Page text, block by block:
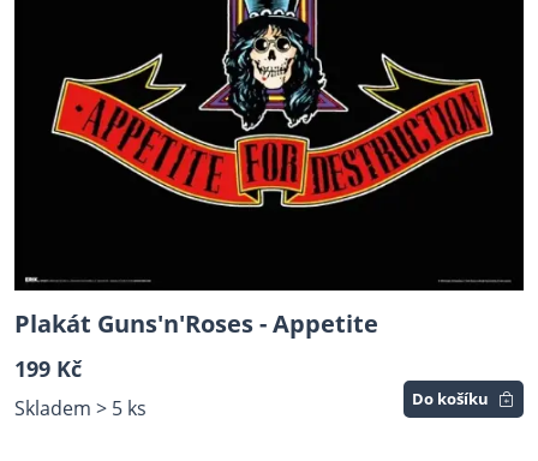
Plakát Guns'n'Roses - Appetite
199 Kč
Skladem > 5 ks Do košíku